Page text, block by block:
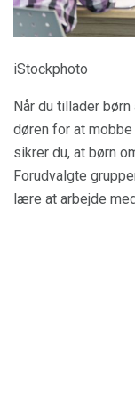
iStockphoto
Når du tillader
døren for at
sikrer du, at børn
Forudvalgte
lære at arbejde